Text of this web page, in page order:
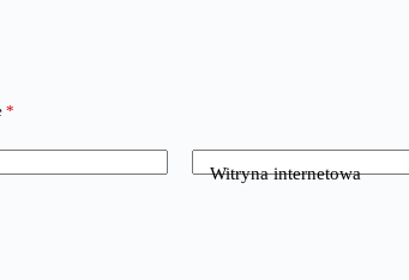
*
Witryna internetowa